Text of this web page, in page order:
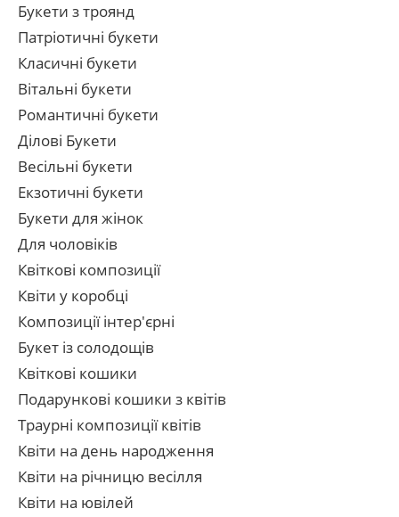
Букети з троянд
Патріотичні букети
Класичні букети
Вітальні букети
Романтичні букети
Ділові Букети
Весільні букети
Екзотичні букети
Букети для жінок
Для чоловіків
Квіткові композиції
Квіти у коробці
Композиції інтер'єрні
Букет із солодощів
Квіткові кошики
Подарункові кошики з квітів
Траурні композиції квітів
Квіти на день народження
Квіти на річницю весілля
Квіти на ювілей